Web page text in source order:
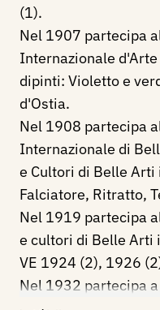
(1).
Nel 1907 partecipa
Internazionale d'Arte
dipinti: Violetto e
d'Ostia.
Nel 1908 partecipa
Internazionale di
e Cultori di Belle Arti
Falciatore, Ritratto,
Nel 1919 partecipa
e cultori di Belle Arti
VE 1924 (2), 1926
Nel 1932 partecipa